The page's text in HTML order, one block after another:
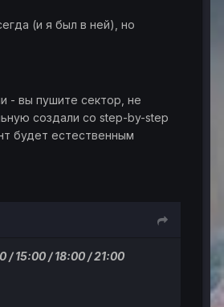
(и я был в ней), но
- вы пушите сектор, не
создали со step-by-step
будет естественным
/ 15:00 / 18:00 / 21:00